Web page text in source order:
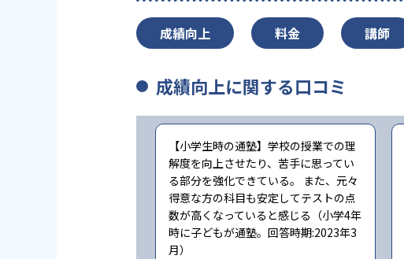
成績向上 料金 講師
成績向上に関する口コミ
【小学生時の通塾】学校の授業での理
解度を向上させたり、苦手に思ってい
る部分を強化できている。 また、元々
得意な方の科目も安定してテストの点
数が高くなっていると感じる（小学4年
時に子どもが通塾。回答時期:2023年3
月）